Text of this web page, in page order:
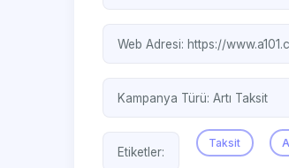
Web Adresi: https://
Kampanya Türü: Artı Taksit
Etiketler:
Taksit